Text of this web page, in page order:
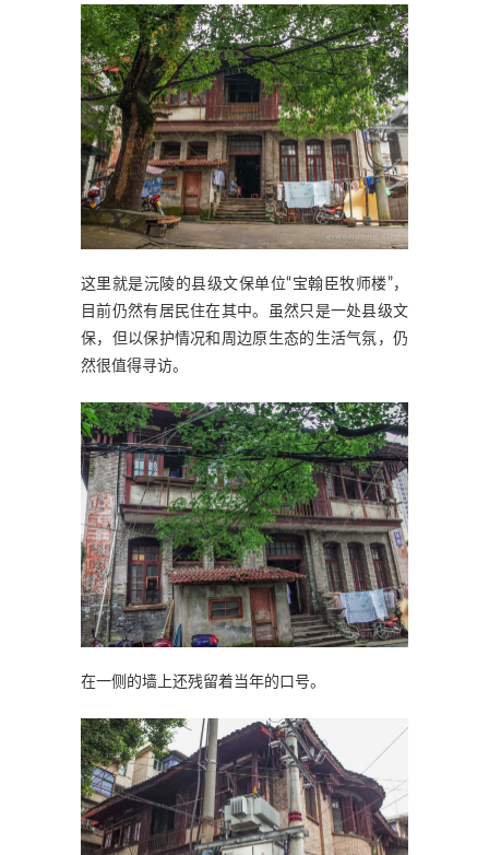
这里就是沅陵的县级文保单位“宝翰臣牧师楼”，
目前仍然有居民住在其中。虽然只是一处县级文
保，但以保护情况和周边原生态的生活气氛，仍
然很值得寻访。
在一侧的墙上还残留着当年的口号。